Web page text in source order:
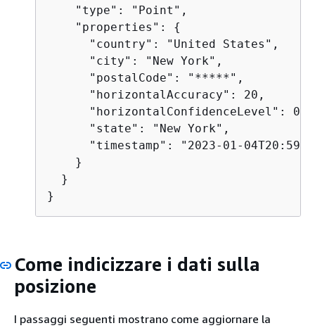
    "type": "Point",
    "properties":
{
      "country": "United States",
      "city": "New York",
      "postalCode": "*****",
      "horizontalAccuracy": 20,
"horizontalConfidenceLevel":
      "state": "New York",
"timestamp": "2023-01-
    }
  }
}
Come indicizzare i dati sulla
posizione
I passaggi seguenti mostrano come aggiornare la